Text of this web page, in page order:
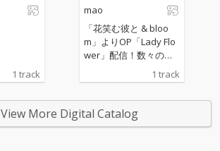
1 track
mao
「花笑む彼と & bloo
m」よりOP「Lady Flo
wer」配信！数々の女
性向けゲームで楽曲提
供を行なっているmao
r』は男性視点で綴られ
たラブソングとなって
1 track
View More Digital Catalog